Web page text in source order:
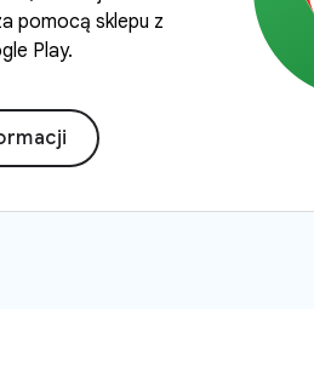
pomocą sklepu z
Play.